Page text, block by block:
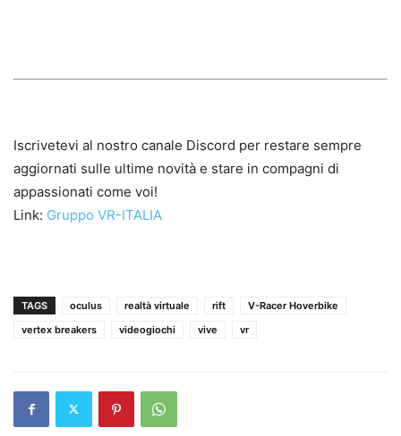
Iscrivetevi al nostro canale Discord per restare sempre
aggiornati sulle ultime novità e stare in compagni di
appassionati come voi!
Link: Gruppo VR-ITALIA
TAGS oculus realtà virtuale rift
V-Racer Hoverbike
vertex breakers
videogiochi vive vr